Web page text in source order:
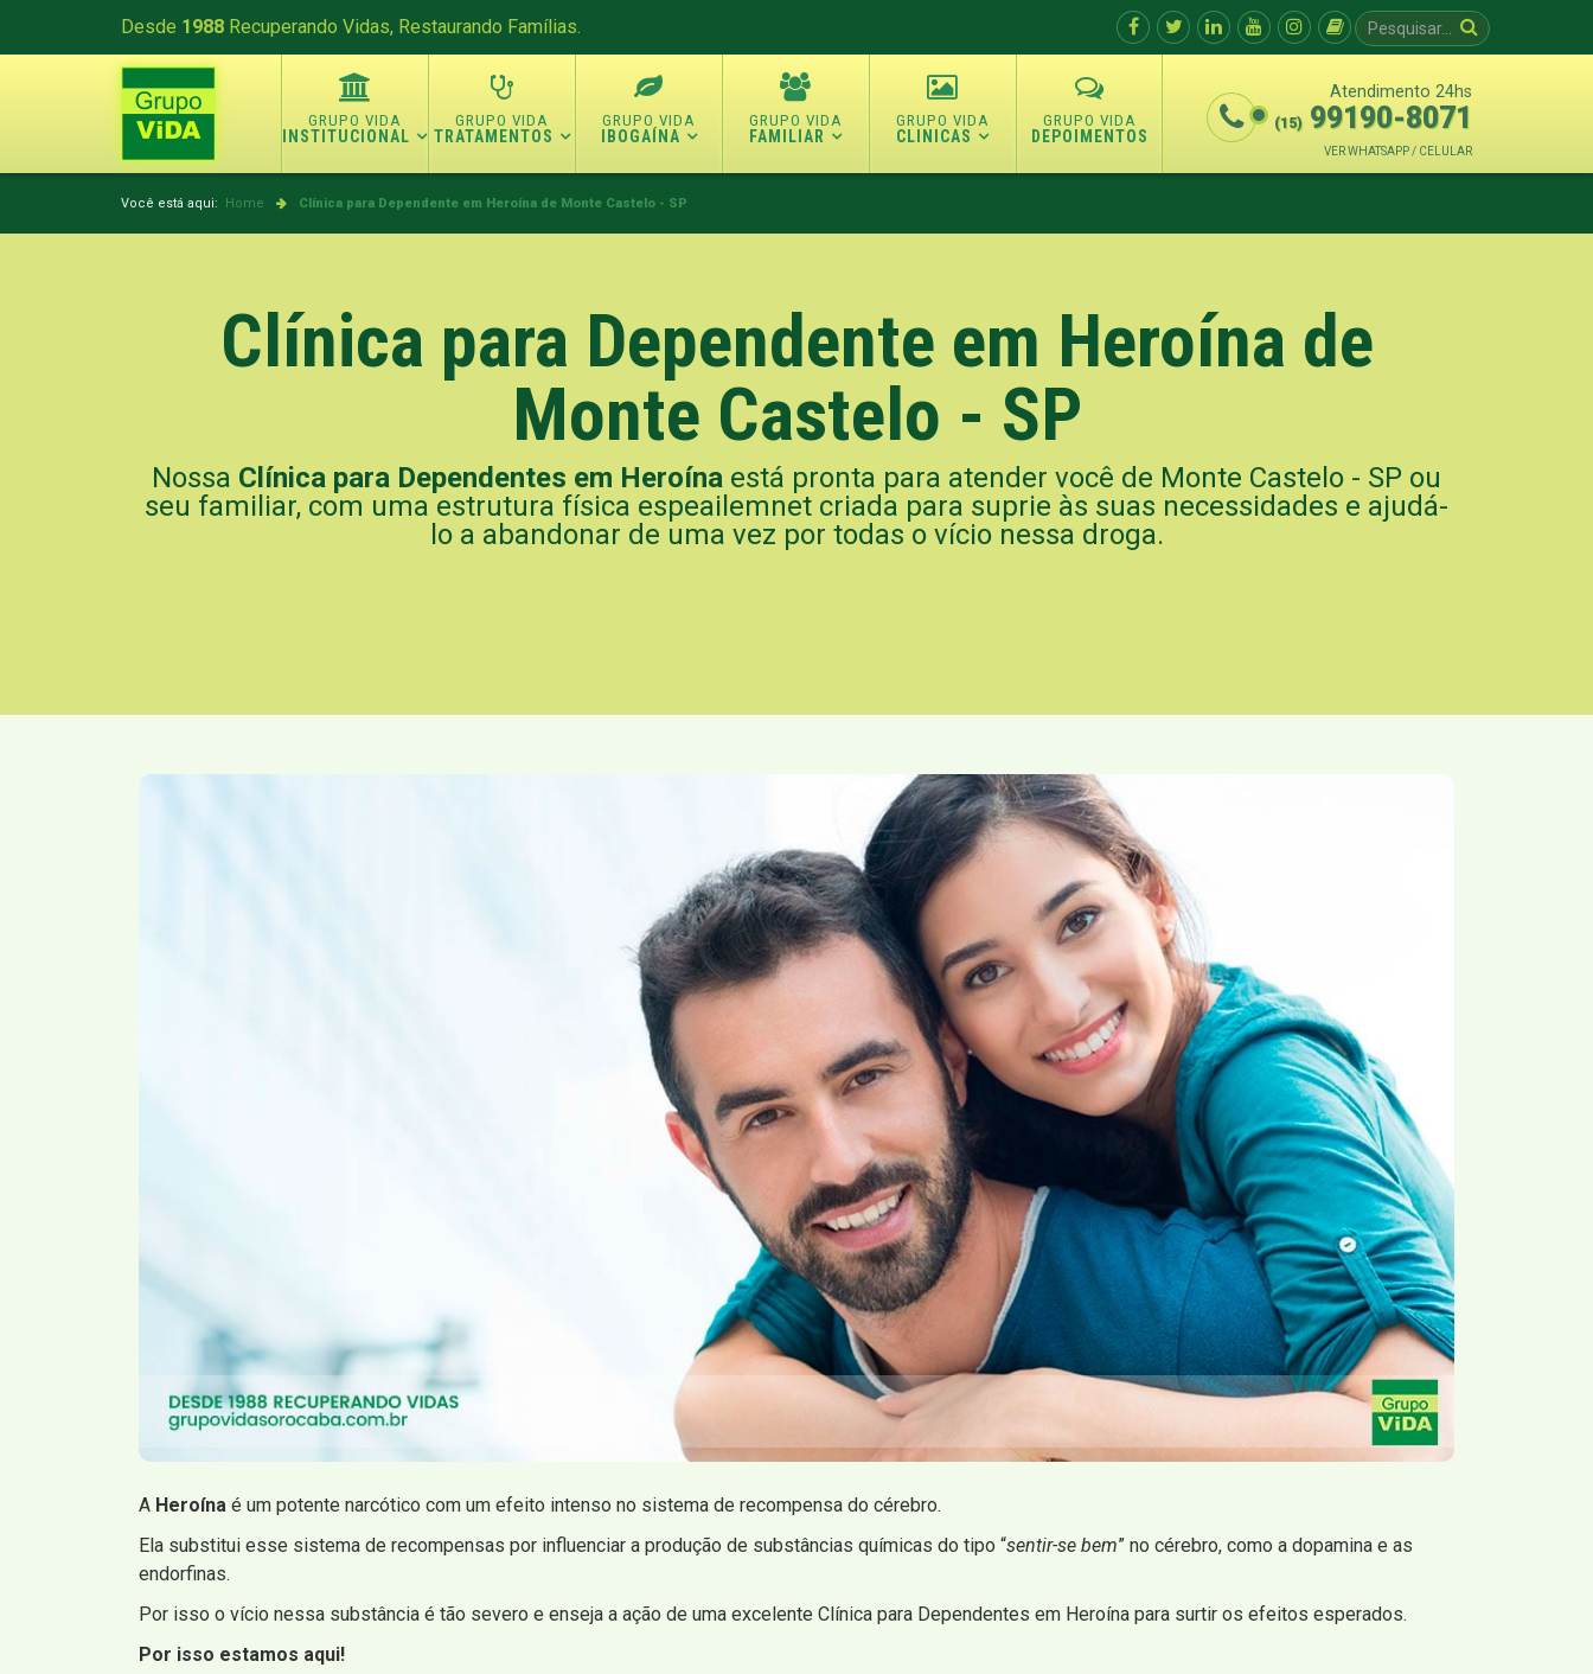
Desde 1988 Recuperando Vidas, Restaurando Famílias.
INSTITUCIONAL TRATAMENTOS IBOGAÍNA FAMILIAR CLINICAS DEPOIMENTOS
Atendimento 24hs
(15) 99190-8071
VER WHATSAPP / CELULAR
Você está aqui: Home Clínica para Dependente em Heroína de Monte Castelo - SP
Clínica para Dependente em Heroína de
Monte Castelo - SP
Nossa Clínica para Dependentes em Heroína está pronta para atender você de Monte Castelo - SP ou
seu familiar, com uma estrutura física espeailemnet criada para suprie às suas necessidades e ajudá-
lo a abandonar de uma vez por todas o vício nessa droga.
A Heroína é um potente narcótico com um efeito intenso no sistema de recompensa do cérebro.
Ela substitui esse sistema de recompensas por influenciar a produção de substâncias químicas do tipo “sentir-se bem” no cérebro, como a dopamina e as
endorfinas.
Por isso o vício nessa substância é tão severo e enseja a ação de uma excelente Clínica para Dependentes em Heroína para surtir os efeitos esperados.
Por isso estamos aqui!